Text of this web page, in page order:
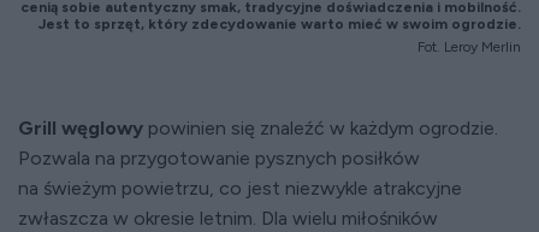
cenią sobie autentyczny smak, tradycyjne doświadczenia i mobilność.
Jest to sprzęt, który zdecydowanie warto mieć w swoim ogrodzie.
Fot. Leroy Merlin
Grill węglowy powinien się znaleźć w każdym ogrodzie.
Pozwala na przygotowanie pysznych posiłków
na świeżym powietrzu, co jest niezwykle atrakcyjne
zwłaszcza w okresie letnim. Dla wielu miłośników